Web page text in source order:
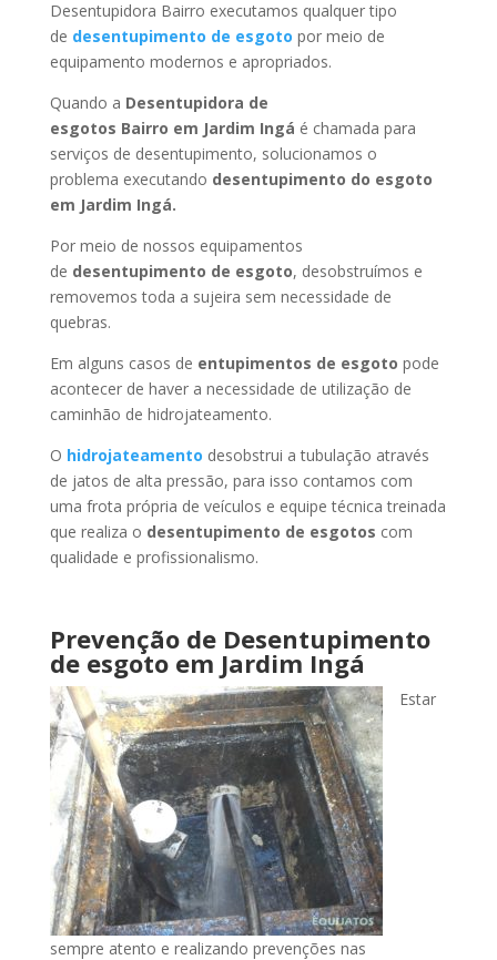
Desentupidora Bairro executamos qualquer tipo
de desentupimento de esgoto por meio de
equipamento modernos e apropriados.
Quando a Desentupidora de
esgotos Bairro em Jardim Ingá é chamada para
serviços de desentupimento, solucionamos o
problema executando desentupimento do esgoto
em Jardim Ingá.
Por meio de nossos equipamentos
de desentupimento de esgoto, desobstruímos e
removemos toda a sujeira sem necessidade de
quebras.
Em alguns casos de entupimentos de esgoto pode
acontecer de haver a necessidade de utilização de
caminhão de hidrojateamento.
O hidrojateamento desobstrui a tubulação através
de jatos de alta pressão, para isso contamos com
uma frota própria de veículos e equipe técnica treinada
que realiza o desentupimento de esgotos com
qualidade e profissionalismo.
Prevenção de Desentupimento
de esgoto em Jardim Ingá
Estar
sempre atento e realizando prevenções nas